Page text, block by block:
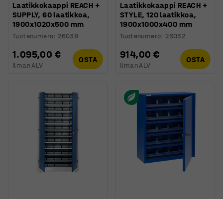
Laatikkokaappi REACH +
SUPPLY, 60 laatikkoa,
1900x1020x500 mm
Tuotenumero: 26038
1.095,00 €
Ilman ALV
OSTA
Laatikkokaappi REACH +
STYLE, 120 laatikkoa,
1900x1000x400 mm
Tuotenumero: 26032
914,00 €
Ilman ALV
OSTA